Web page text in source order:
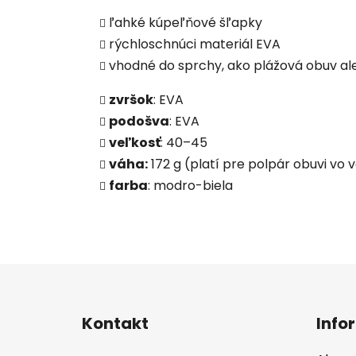
ľahké kúpeľňové šľapky
rýchloschnúci materiál EVA
vhodné do sprchy, ako plážová obuv
zvršok: EVA
podošva: EVA
veľkosť: 40–45
váha:172 g (platí pre polpár obuvi vo
farba: modro-biela
Kontakt